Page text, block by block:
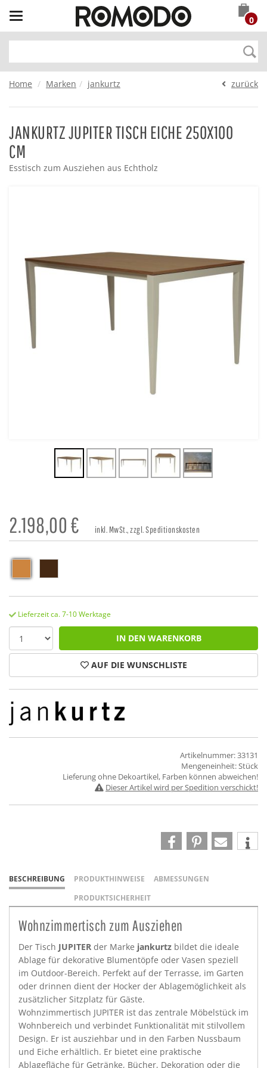
Toggle
navigation
0
Home Marken jankurtz zurück
JANKURTZ JUPITER TISCH EICHE 250X100
CM
Esstisch zum Ausziehen aus Echtholz
2.198,00€ inkl. MwSt., zzgl. Speditionskosten
Lieferzeit ca. 7-10 Werktage
IN DEN WARENKORB
AUF DIE WUNSCHLISTE
Artikelnummer: 33131
Mengeneinheit: Stück
Lieferung ohne Dekoartikel, Farben können abweichen!
Dieser Artikel wird per Spedition verschickt!
BESCHREIBUNG PRODUKTHINWEISE
ABMESSUNGEN
PRODUKTSICHERHEIT
Wohnzimmertisch zum Ausziehen
Der Tisch JUPITER der Marke jankurtz bildet die ideale
Ablage für dekorative Blumentöpfe oder Vasen speziell
im Outdoor-Bereich. Perfekt auf der Terrasse, im Garten
oder drinnen dient der Hocker der Ablagemöglichkeit als
zusätzlicher Sitzplatz für Gäste.
Wohnzimmertisch JUPITER ist das zentrale Möbelstück im
Wohnbereich und verbindet Funktionalität mit stilvollem
Design. Er ist ausziehbar und in den Farben Nussbaum
und Eiche erhältlich. Er bietet eine praktische
Ablagefläche für Getränke, Bücher, Dekoration oder die